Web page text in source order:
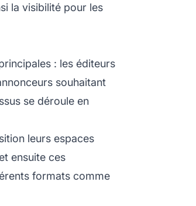
la visibilité pour les
: les éditeurs
souhaitant
se déroule en
leurs espaces
ensuite ces
formats comme